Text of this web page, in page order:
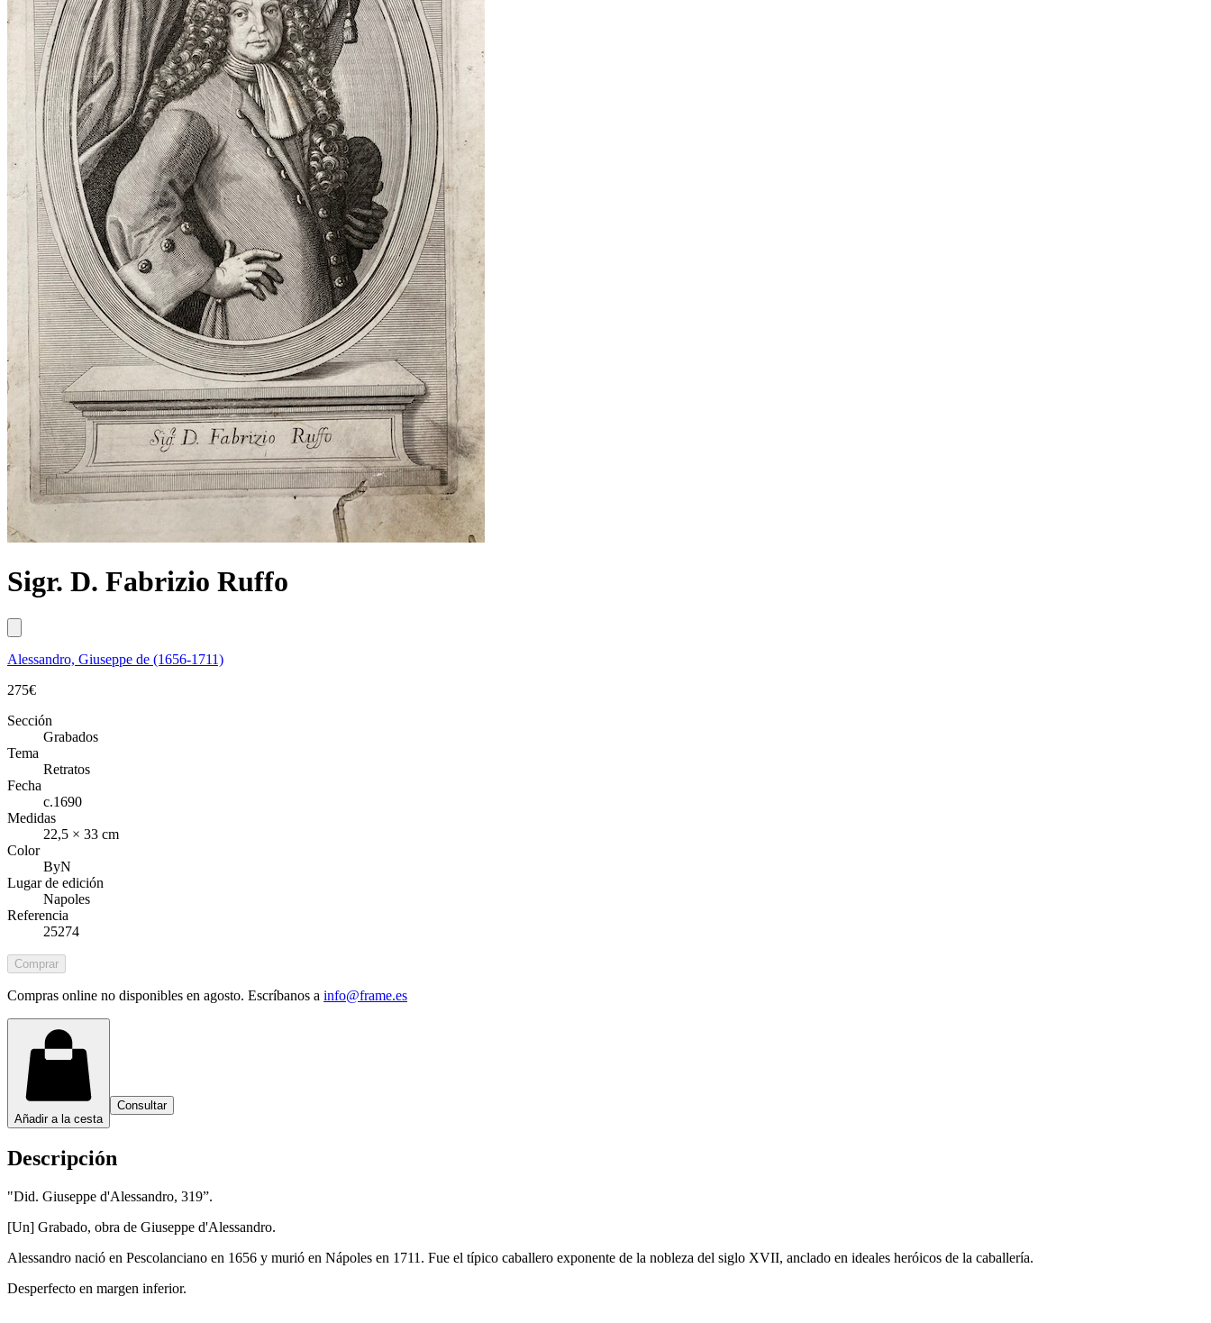
Sigr. D. Fabrizio Ruffo
Alessandro, Giuseppe de (1656-1711)
275€
Sección
Grabados
Tema
Retratos
Fecha
c.1690
Medidas
22,5 × 33 cm
Color
ByN
Lugar de edición
Napoles
Referencia
25274
Comprar
Compras online no disponibles en agosto. Escríbanos a info@frame.es
Añadir a la cesta
Consultar
Descripción
"Did. Giuseppe d'Alessandro, 319”.
[Un] Grabado, obra de Giuseppe d'Alessandro.
Alessandro nació en Pescolanciano en 1656 y murió en Nápoles en 1711. Fue el típico caballero exponente de la nobleza del siglo XVII, anclado en ideales heróicos de la caballería.
Desperfecto en margen inferior.